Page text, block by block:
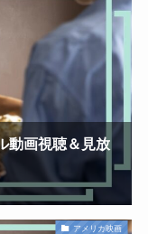
動画視聴＆見放
アメリカ映画